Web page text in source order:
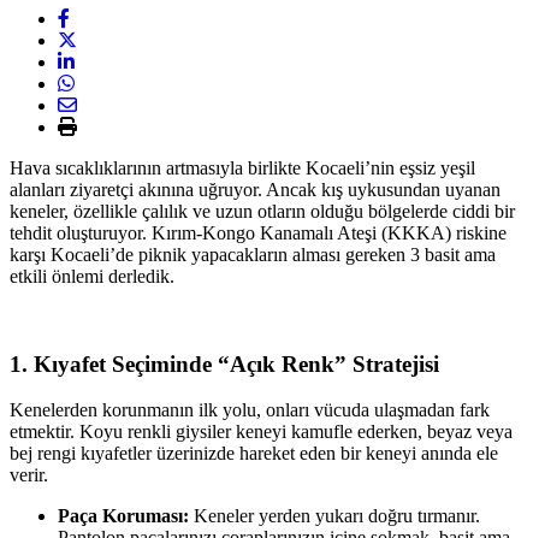
Hava sıcaklıklarının artmasıyla birlikte Kocaeli’nin eşsiz yeşil
alanları ziyaretçi akınına uğruyor. Ancak kış uykusundan uyanan
keneler, özellikle çalılık ve uzun otların olduğu bölgelerde ciddi bir
tehdit oluşturuyor. Kırım-Kongo Kanamalı Ateşi (KKKA) riskine
karşı Kocaeli’de piknik yapacakların alması gereken 3 basit ama
etkili önlemi derledik.
1. Kıyafet Seçiminde “Açık Renk” Stratejisi
Kenelerden korunmanın ilk yolu, onları vücuda ulaşmadan fark
etmektir. Koyu renkli giysiler keneyi kamufle ederken, beyaz veya
bej rengi kıyafetler üzerinizde hareket eden bir keneyi anında ele
verir.
Paça Koruması: Keneler yerden yukarı doğru tırmanır.